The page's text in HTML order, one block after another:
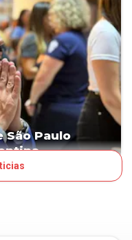
São Paulo